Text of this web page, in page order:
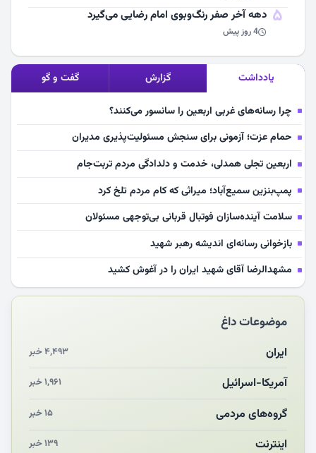
5 دهه آخر صفر رنگ‌وبوی امام رضایی می‌گیرد
4 روز پیش
یادداشت گزارش گفت و گو
چرا رسانه‌های غربی اربعین را سانسور می‌کنند؟
حمام عزت؛ آزمونی برای سنجش مسئولیت‌پذیری مدیران
اربعین تجلی همدلی، خدمت و دلدادگی مردم تربت‌جام
پمپ‌بنزین سمیع‌آباد؛ میراثی که کام مردم تلخ کرد
سلامت آینده‌سازان فوتبال قربانی بی‌توجهی مسئولان
بازخوانی رسانه‌ای اندیشه رهبر شهید
مشهدالرضا آقای شهید ایران را در آغوش کشید
مکن ای صبح طلوع
چرایی «استقبال از آقای ایران»
انقلاب مردمی و مردم انقلابی
مرگ خاموش زیست‌محیطی در منطقه تربت‌جام
چو‌ن‌وچرا در «علی‌الاصول» یا انتظار برای تحقق شروط
موضوعات داغ
ایران ۴,۴۹۳ خبر
آمریکا-اسرائیل ۱,۹۶۱ خبر
گروه‌های مردمی ۱۵ خبر
اینترنت ۱۳۹ خبر